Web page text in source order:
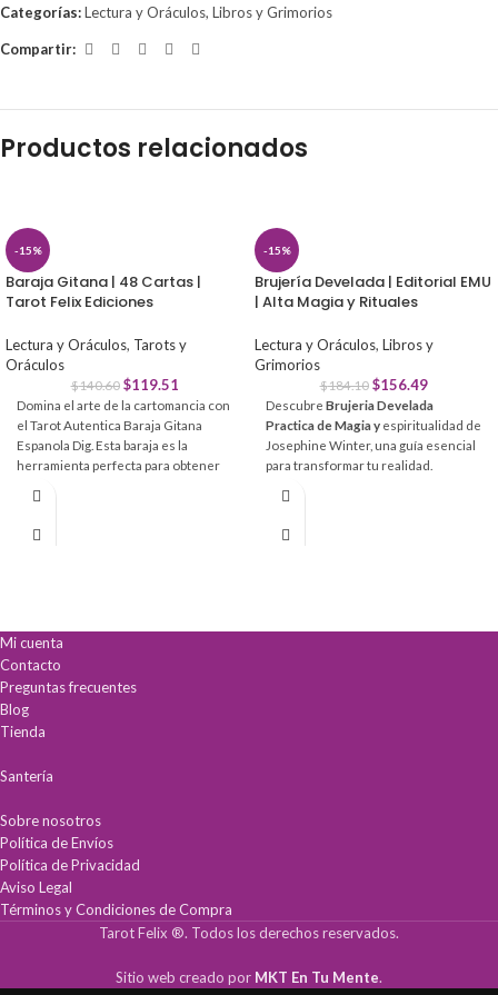
Categorías:Lectura y Oráculos, Libros y Grimorios
Compartir:
Productos relacionados
-15%
Baraja Gitana | 48 Cartas |
Tarot Felix Ediciones
Lectura y Oráculos, Tarots y
Oráculos
$140.60 $119.51
Domina el arte de la cartomancia con
el Tarot Autentica Baraja Gitana
Espanola Dig. Esta baraja es la
herramienta perfecta para obtener
complicaciones.
Interpretación intuitiva:
profesionales desde el primer uso.
cartoncillo encerado duradero,
perfecto para el uso frecuente.
-15%
Brujería Develada | Editorial EMU
| Alta Magia y Rituales
Lectura y Oráculos, Libros y
Grimorios
$184.10 $156.49
Descubre Brujeria Develada
Practica de Magia y espiritualidad de
Josephine Winter, una guía esencial
para transformar tu realidad.
través de rituales modernos y
para la mente, el cuerpo y el alma.
prácticosde visualización y
Mi cuenta
Contacto
Preguntas frecuentes
Blog
Tienda
Santería
Sobre nosotros
Política de Envíos
Política de Privacidad
Aviso Legal
Términos y Condiciones de Compra
Tarot Felix ®. Todos los derechos reservados.
Sitio web creado por MKT En Tu Mente.